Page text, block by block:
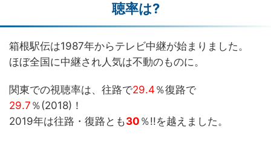
聴率は?
箱根駅伝は1987年からテレビ中継が始まりました。
ほぼ全国に中継され人気は不動のものに。
関東での視聴率は、往路で29.4 ％復路で
29.7 ％(2018)！
2019年は往路・復路とも30 ％!!を越えました。